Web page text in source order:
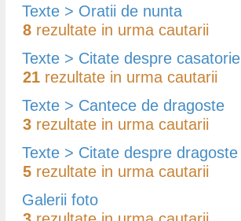
Texte > Oratii de nunta
8 rezultate in urma cautarii
Texte > Citate despre casatorie
21 rezultate in urma cautarii
Texte > Cantece de dragoste
3 rezultate in urma cautarii
Texte > Citate despre dragoste
5 rezultate in urma cautarii
Galerii foto